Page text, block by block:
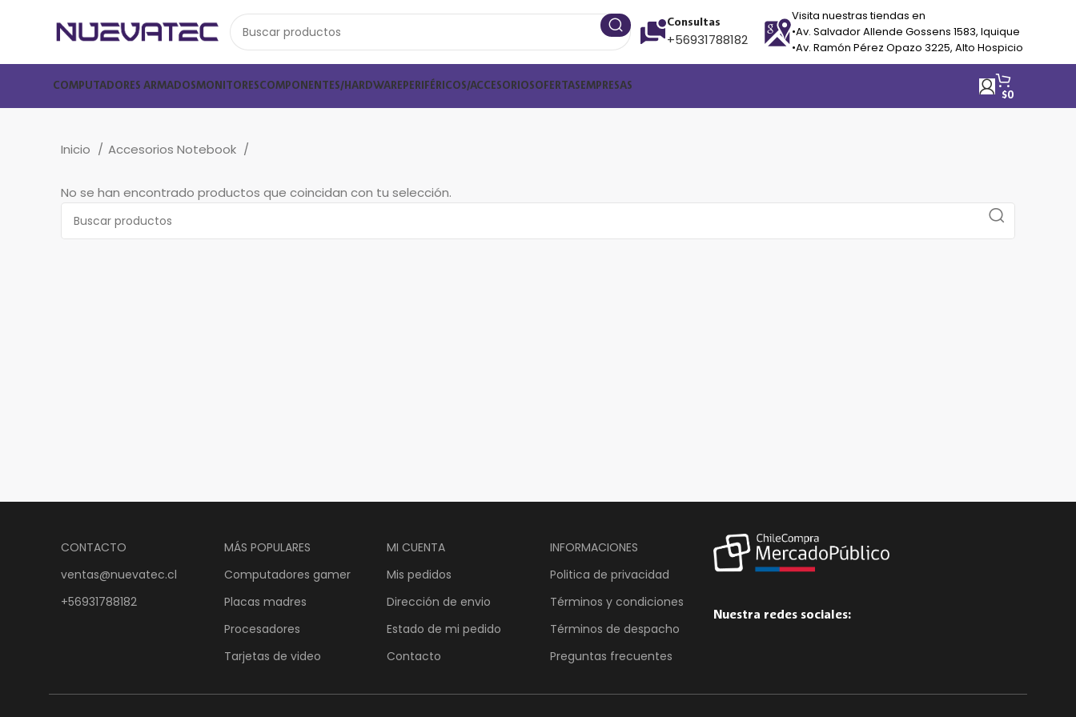
Consultas
+56931788182
Visita nuestras tiendas en
•Av. Salvador Allende Gossens 1583, Iquique
•Av. Ramón Pérez Opazo 3225, Alto Hospicio
COMPUTADORES ARMADOSMONITORESCOMPONENTES/HARDWARE PERIFÉRICOS/ACCESORIOSOFERTAS EMPRESAS
$0
Inicio Accesorios Notebook
No se han encontrado productos que coincidan con tu selección.
CONTACTO
ventas@nuevatec.cl
+56931788182
MÁS POPULARES
Computadores gamer
Placas madres
Procesadores
Tarjetas de video
MI CUENTA
Mis pedidos
Dirección de envio
Estado de mi pedido
Contacto
INFORMACIONES
Politica de privacidad
Términos y condiciones
Términos de despacho
Preguntas frecuentes
Nuestra redes sociales: